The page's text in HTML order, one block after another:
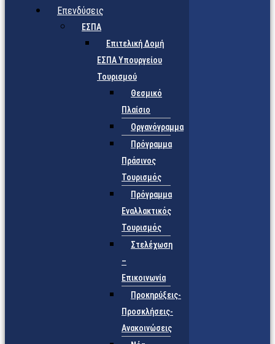
Επενδύσεις
ΕΣΠΑ
Επιτελική Δομή
ΕΣΠΑ Υπουργείου
Τουρισμού
Θεσμικό
Πλαίσιο
Οργανόγραμμα
Πρόγραμμα
Πράσινος
Τουρισμός
Πρόγραμμα
Εναλλακτικός
Τουρισμός
Στελέχωση
–
Επικοινωνία
Προκηρύξεις-
Προσκλήσεις-
Ανακοινώσεις